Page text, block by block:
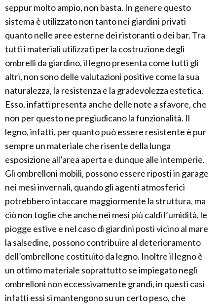
seppur molto ampio, non basta. In genere questo
sistema è utilizzato non tanto nei giardini privati
quanto nelle aree esterne dei ristoranti o dei bar. Tra
tutti i materiali utilizzati per la costruzione degli
ombrelli da giardino, il legno presenta come tutti gli
altri, non sono delle valutazioni positive come la sua
naturalezza, la resistenza e la gradevolezza estetica.
Esso, infatti presenta anche delle note a sfavore, che
non per questo ne pregiudicano la funzionalità. Il
legno, infatti, per quanto può essere resistente è pur
sempre un materiale che risente della lunga
esposizione all’area aperta e dunque alle intemperie.
Gli ombrelloni mobili, possono essere riposti in garage
nei mesi invernali, quando gli agenti atmosferici
potrebbero intaccare maggiormente la struttura, ma
ciò non toglie che anche nei mesi più caldi l’umidità, le
piogge estive e nel caso di giardini posti vicino al mare
la salsedine, possono contribuire al deterioramento
dell’ombrellone costituito da legno. Inoltre il legno è
un ottimo materiale soprattutto se impiegato negli
ombrelloni non eccessivamente grandi, in questi casi
infatti essi si mantengono su un certo peso, che